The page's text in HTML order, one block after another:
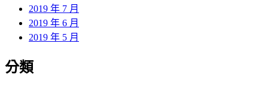
2019 年 7 月
2019 年 6 月
2019 年 5 月
分類